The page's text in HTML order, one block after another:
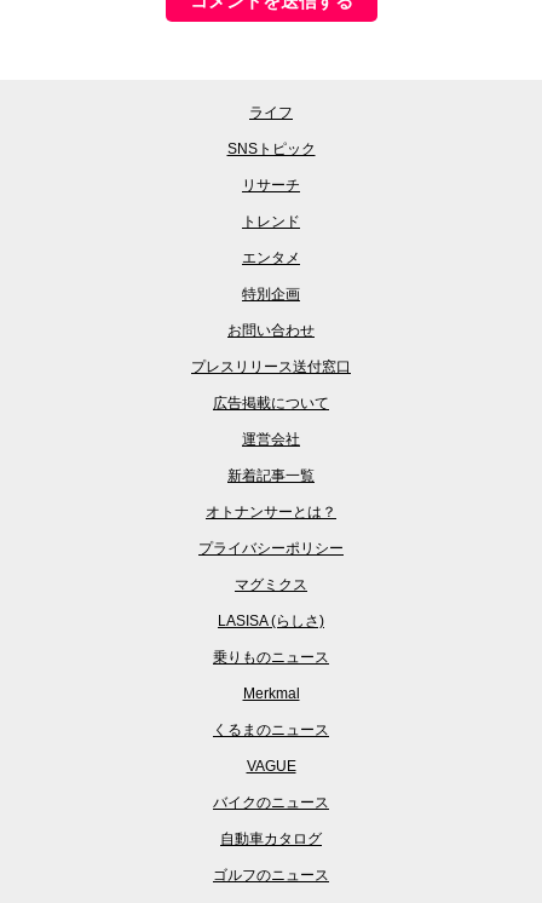
ライフ
SNSトピック
リサーチ
トレンド
エンタメ
特別企画
お問い合わせ
プレスリリース送付窓口
広告掲載について
運営会社
新着記事一覧
オトナンサーとは？
プライバシーポリシー
マグミクス
LASISA (らしさ)
乗りものニュース
Merkmal
くるまのニュース
VAGUE
バイクのニュース
自動車カタログ
ゴルフのニュース